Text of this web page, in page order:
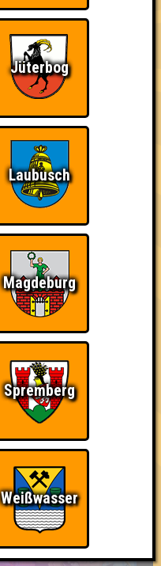
Quizveteran
Teilnahmen is too
damn high
Sieg! The Last of Us
Jüterbog
Laubusch
Magdeburg
Spremberg
Weißwasser